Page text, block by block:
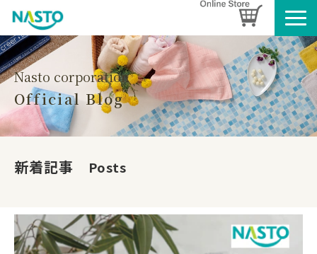
企業情報
製品情報
お知らせ
ブログ
Nasto corporation
Official Blog
新着記事 Posts